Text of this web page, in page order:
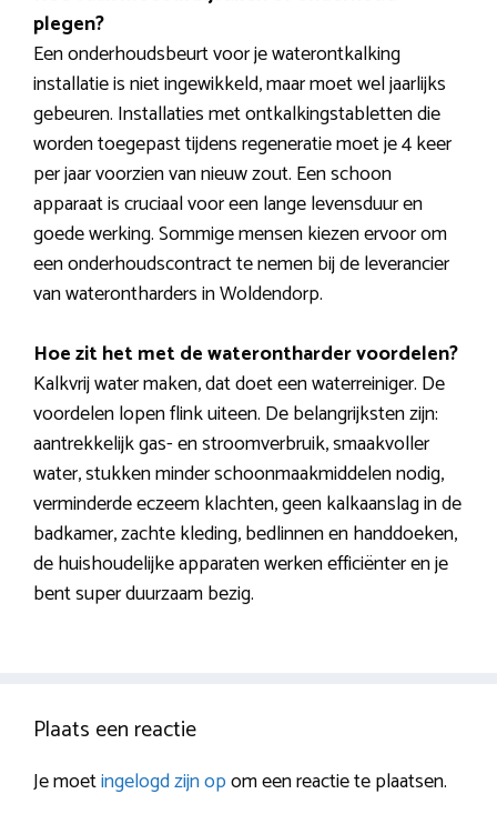
plegen?
Een onderhoudsbeurt voor je waterontkalking
installatie is niet ingewikkeld, maar moet wel jaarlijks
gebeuren. Installaties met ontkalkingstabletten die
worden toegepast tijdens regeneratie moet je 4 keer
per jaar voorzien van nieuw zout. Een schoon
apparaat is cruciaal voor een lange levensduur en
goede werking. Sommige mensen kiezen ervoor om
een onderhoudscontract te nemen bij de leverancier
van waterontharders in Woldendorp.
Hoe zit het met de waterontharder voordelen?
Kalkvrij water maken, dat doet een waterreiniger. De
voordelen lopen flink uiteen. De belangrijksten zijn:
aantrekkelijk gas- en stroomverbruik, smaakvoller
water, stukken minder schoonmaakmiddelen nodig,
verminderde eczeem klachten, geen kalkaanslag in de
badkamer, zachte kleding, bedlinnen en handdoeken,
de huishoudelijke apparaten werken efficiënter en je
bent super duurzaam bezig.
Plaats een reactie
Je moetingelogd zijn opom een reactie te plaatsen.